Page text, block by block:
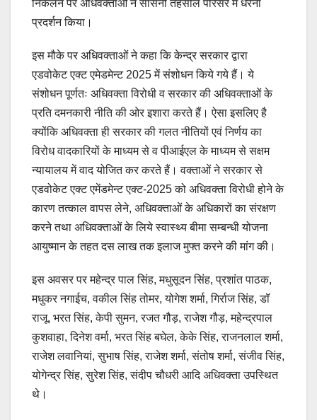
निकलने पर अधिवक्ताओं ने सासनी तहसील परिसर में धरना
प्रदर्शन किया।
इस मौके पर अधिवक्ताओं ने कहा कि केन्द्र सरकार द्वारा
एडवोकेट एक्ट एमेडमेन्ट 2025 में संशोधन किये गये हैं। ये
संशोधन पूर्णतः अधिवक्ता विरोधी व सरकार की अधिवक्ताओं के
प्रति दमनकारी नीति की ओर इशारा करते हैं। ऐसा इसलिए है
क्योंकि अधिवक्ता ही सरकार की गलत नीतियों एवं निर्णय का
विरोध वादकारियों के माध्यम से व पीआईएल के माध्यम से सक्षम
न्यायालय में वाद योजित कर करते हैं। वक्ताओं ने सरकार से
एडवोकेट एक्ट एमेंडमेन्ट एक्ट-2025 को अधिवक्ता विरोधी होने के
कारण तत्काल वापस लेने, अधिवक्ताओं के अधिकारों का संरक्षण
करने तथा अधिवक्ताओं के लिये स्वास्थ्य बीमा सम्बन्धी योजना
आयुष्मान के तहत दस लाख तक इलाज मुफ्त करने की मांग की।
इस अवसर पर महेन्द्र पाल सिंह, मधुसूदन सिंह, प्रशांत पाठक,
मधुकर नगाईच, वकील सिंह तोमर, योगेश शर्मा, गिर्राज सिंह, डॉ
राजू, भरत सिंह, केपी सुमन, रजत गौड़, राजेश गौड़, महेन्द्रपाल
कुशवाहा, दिनेश वर्मा, भरत सिंह बघेल, केके सिंह, राजनलाल शर्मा,
राजेश लवानियां, सुभाष सिंह, राजेश शर्मा, संतोष शर्मा, संजीव सिंह,
योगेन्द्र सिंह, सुरेश सिंह, संदीप चौधरी आदि अधिवक्ता उपस्थित
थे।